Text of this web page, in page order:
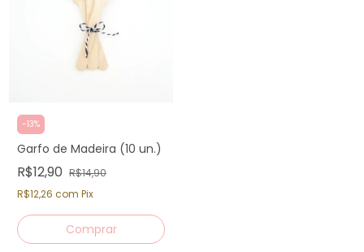
-13%
Garfo de Madeira (10 un.)
R$12,90 R$14,90
R$12,26 com Pix